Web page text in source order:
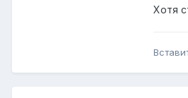
Хотя